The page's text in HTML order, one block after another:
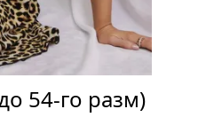
54-го разм)